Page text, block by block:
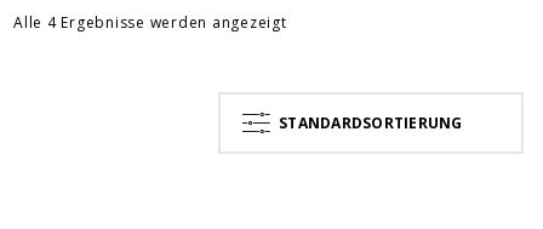
Alle 4 Ergebnisse werden angezeigt
STANDARDSORTIERUNG